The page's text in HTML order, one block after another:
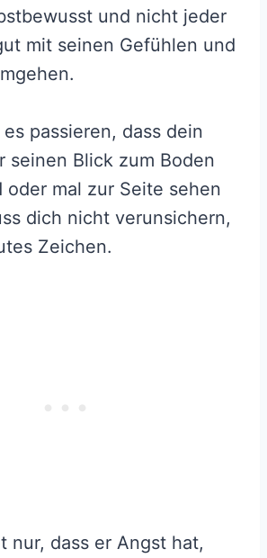
und nicht jeder
mit seinen Gefühlen und
passieren, dass dein
seinen Blick zum Boden
oder mal zur Seite sehen
dich nicht verunsichern,
Zeichen.
nur, dass er Angst hat,